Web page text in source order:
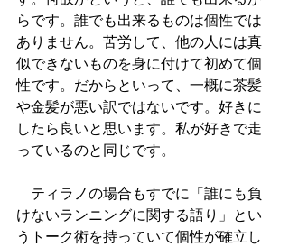
らです。誰でも出来るものは個性では
ありません。苦労して、他の人には真
似できないものを身に付けて初めて個
性です。だからといって、一概に茶髪
や金髪が悪い訳ではないです。好きに
したら良いと思います。私が好きで走
っているのと同じです。
ティラノの場合もすでに「誰にも負
けないランニングに関する語り」とい
うトーク術を持っていて個性が確立し